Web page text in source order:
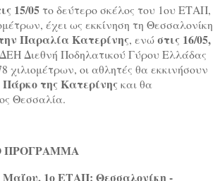
15/05το δεύτερο σκέλος του 1ου ΕΤΑΠ,
έχει ως εκκίνηση τη Θεσσαλονίκη
Παραλία Κατερίνης, ενώστις 16/05,
Διεθνή Ποδηλατικού Γύρου Ελλάδας
χιλιομέτρων, οι αθλητές θα εκκινήσουν
της Κατερίνηςκαι θα
Θεσσαλία.
ΠΡΟΓΡΑΜΜΑ
Μαΐου, 1ο ΕΤΑΠ: Θεσσαλονίκη -